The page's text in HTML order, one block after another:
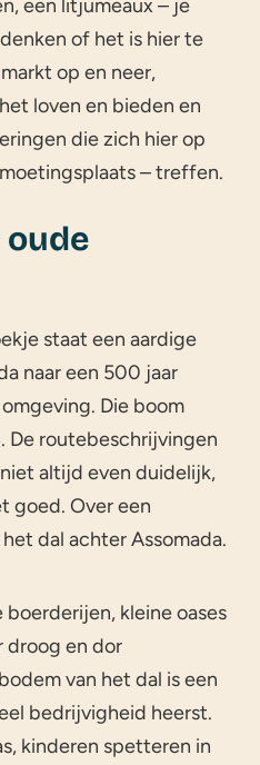
een litjumeaux – je
of het is hier te
op en neer,
loven en bieden en
die zich hier op
– treffen.
oude
staat een aardige
naar een 500 jaar
Die boom
De routebeschrijvingen
altijd even duidelijk,
goed. Over een
dal achter Assomada.
boerderijen, kleine oases
droog en dor
van het dal is een
bedrijvigheid heerst.
kinderen spetteren in